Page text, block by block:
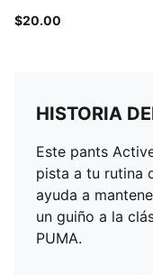
$20.00
HISTORIA
Este pants
pista a tu rutina
ayuda a
un guiño a la
PUMA.